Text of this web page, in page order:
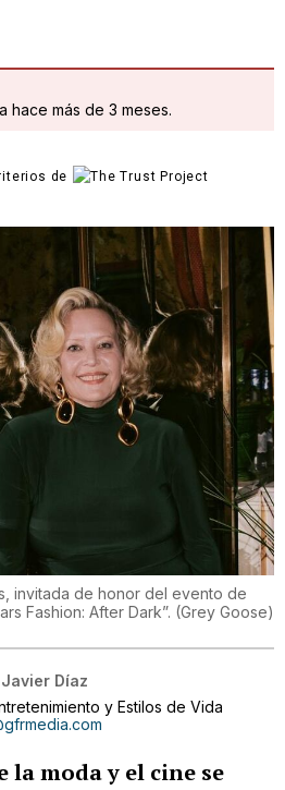
hace más de 3 meses.
de
invitada de honor del evento de
Fashion: After Dark”. (Grey Goose)
Díaz
y Estilos de Vida
la moda y el cine se